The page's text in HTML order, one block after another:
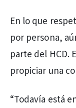
En lo que
por persona,
parte del HCD.
propiciar una
“Todavía está